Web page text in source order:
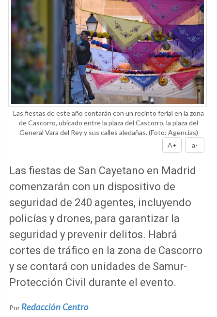
Las fiestas de este año contarán con un recinto ferial en la zona
de Cascorro, ubicado entre la plaza del Cascorro, la plaza del
General Vara del Rey y sus calles aledañas.(Foto: Agencias)
A+
a-
Las fiestas de San Cayetano en Madrid
comenzarán con un dispositivo de
seguridad de 240 agentes, incluyendo
policías y drones, para garantizar la
seguridad y prevenir delitos. Habrá
cortes de tráfico en la zona de Cascorro
y se contará con unidades de Samur-
Protección Civil durante el evento.
Por Redacción Centro